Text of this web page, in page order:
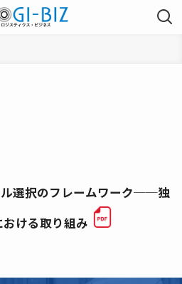
ル選択のフレームワーク──独
ける取り組み